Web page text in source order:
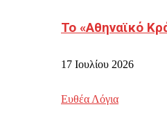
Το «Αθηναϊκό
17 Ιουλίου 2026
Ευθέα Λόγια